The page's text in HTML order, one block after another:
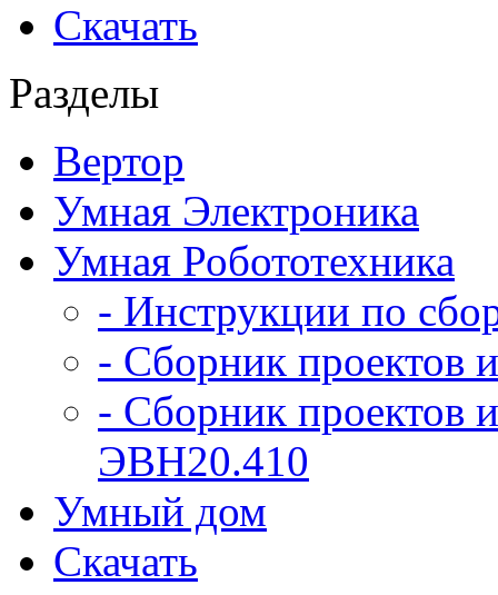
Скачать
Разделы
Вертор
Умная Электроника
Умная Робототехника
- Инструкции по
- Сборник проектов
- Сборник проектов
ЭВН20.410
Умный дом
Скачать